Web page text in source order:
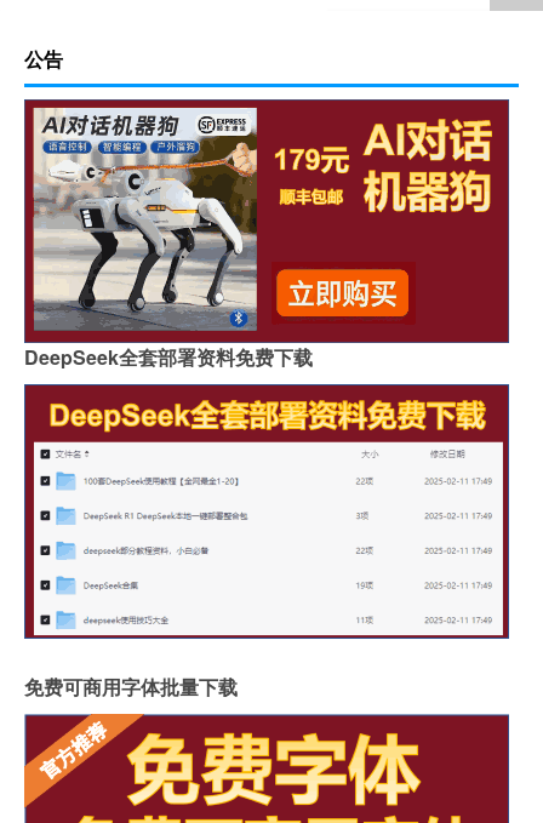
公告
DeepSeek全套部署资料免费下载
免费可商用字体批量下载